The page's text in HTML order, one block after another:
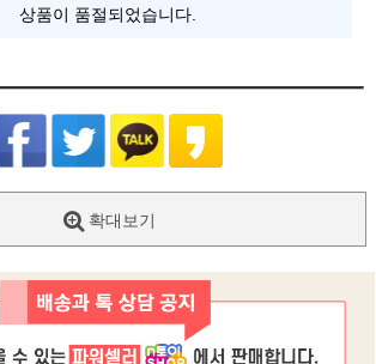
상품이 품절되었습니다.
확대보기